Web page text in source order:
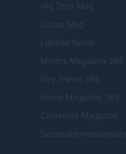
Hig Tech Mag
Scoop Mag
Lgbtqia News
Motors Magazine 365
Day Travel 365
Home Magazine 365
Cineverse Magazine
SecondHomeMagazine